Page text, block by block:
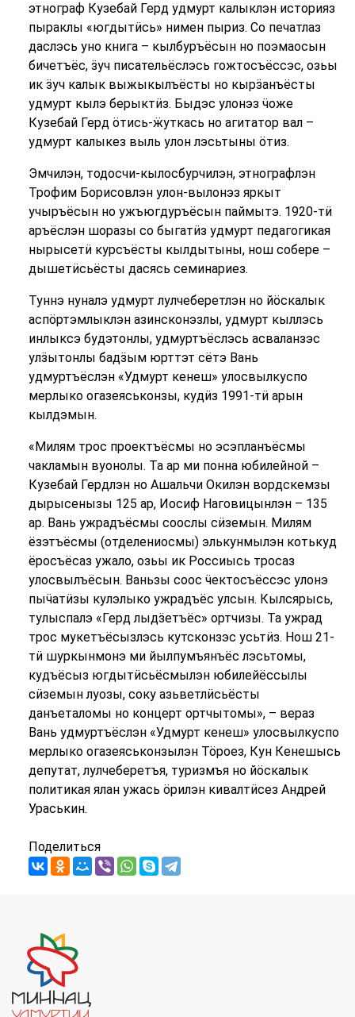
этнограф Кузебай Герд удмурт калыклэн историяз
пыраклы «югдытӥсь» нимен пыриз. Со печатлаз
даслэсь уно книга – кылбуръёсын но поэмаосын
бичетъёс, ӟуч писательёслэсь гожтосъёссэс, озьы
ик ӟуч калык выжыкылъёсты но кырӟанъёсты
удмурт кылэ берыктӥз. Быдэс улонэз ӵоже
Кузебай Герд ӧтись-ӝуткась но агитатор вал –
удмурт калыкез выль улон лэсьтыны ӧтиз.
Эмчилэн, тодосчи-кылосбурчилэн, этнографлэн
Трофим Борисовлэн улон-вылонэз яркыт
учыръёсын но ужъюгдуръёсын паймытэ. 1920-тӥ
аръёслэн шоразы со быгатӥз удмурт педагогикая
нырысетӥ курсъёсты кылдытыны, нош собере –
дышетӥсьёсты дасясь семинариез.
Туннэ нуналэ удмурт лулчеберетлэн но йӧскалык
аспӧртэмлыклэн азинсконэзлы, удмурт кыллэсь
инлыксэ будэтонлы, удмуртъёслэсь асваланзэс
улӟытонлы бадӟым юрттэт сётэ Вань
удмуртъёслэн «Удмурт кенеш» улосвылкуспо
мерлыко огазеяськонзы, кудӥз 1991-тӥ арын
кылдэмын.
«Милям трос проектъёсмы но эсэпланъёсмы
чакламын вуонолы. Та ар ми понна юбилейной –
Кузебай Гердлэн но Ашальчи Окилэн вордскемзы
дырысенызы 125 ар, Иосиф Наговицынлэн – 135
ар. Вань ужрадъёсмы соослы сӥземын. Милям
ёзэтъёсмы (отделениосмы) элькунмылэн котькуд
ёросъёсаз ужало, озьы ик Россиысь тросаз
улосвылъёсын. Ваньзы соос ӵектосъёссэс улонэ
пыӵатӥзы кулэлыко ужрадъёс улсын. Кылсярысь,
тулыспалэ «Герд лыдӟетъёс» ортчизы. Та ужрад
трос мукетъёсызлэсь кутсконзэс усьтӥз. Нош 21-
тӥ шуркынмонэ ми йылпумъянъёс лэсьтомы,
кудъёсыз югдытӥсьёсмылэн юбилейёссылы
сӥземын луозы, соку азьветлӥсьёсты
данъеталомы но концерт ортчытомы», – вераз
Вань удмуртъёслэн «Удмурт кенеш» улосвылкуспо
мерлыко огазеяськонзылэн Тӧроез, Кун Кенешысь
депутат, лулчеберетъя, туризмъя но йӧскалык
политикая ялан ужась ӧрилэн кивалтӥсез Андрей
Ураськин.
Поделиться